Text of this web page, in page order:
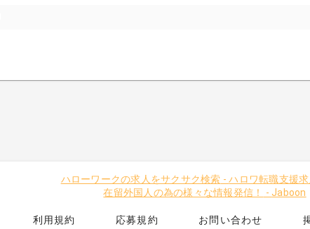
ハローワークの求人をサクサク検索 -ハロワ転職支援求
在留外国人の為の様々な情報発信！
- Jaboon
利用規約 応募規約 お問い合わせ